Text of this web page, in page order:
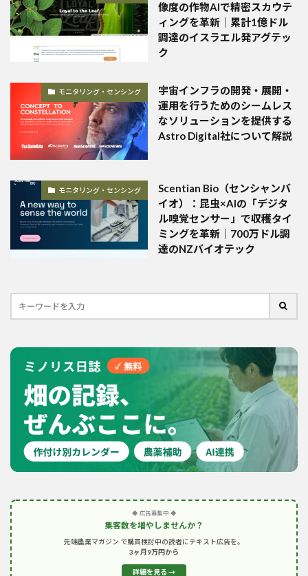
像度の作物AIで精密スカウテ
ィングを革新｜累計1億ドル
調達のイスラエル発アグテッ
ク
モニタリング・センシング
宇宙インフラの開発・展開・
運用を行うためのシームレス
なソリューションを提供する
Astro Digital社について解説
モニタリング・センシング
Scentian Bio（センシャンバ
イオ）：昆虫×AIの「デジタ
ル嗅覚センサー」で収穫タイ
ミングを革新｜700万ドル調
達のNZバイオテック
◆ 広告募集中 ◆
集客数を増やしませんか？
先端農業マガジン で購買検討中の読者にテキスト広告を。
3ヶ月9万円から
詳細を見る →